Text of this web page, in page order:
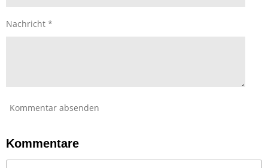
Nachricht *
Kommentar absenden
Kommentare